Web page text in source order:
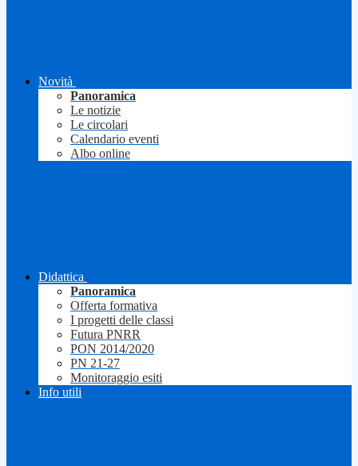
Novità
Panoramica
Le notizie
Le circolari
Calendario eventi
Albo online
Didattica
Panoramica
Offerta formativa
I progetti delle classi
Futura PNRR
PON 2014/2020
PN 21-27
Monitoraggio esiti
Info utili